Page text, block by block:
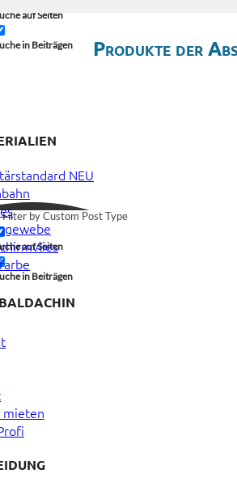
auf Seiten
in Beiträgen
Filter by Custom Post Type
auf Seiten
in Beiträgen
Produkte der
mieten